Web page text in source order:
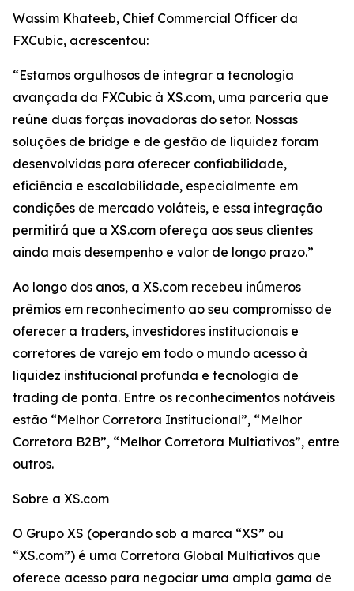
Wassim Khateeb, Chief Commercial Officer da
FXCubic, acrescentou:
“Estamos orgulhosos de integrar a tecnologia
avançada da FXCubic à XS.com, uma parceria que
reúne duas forças inovadoras do setor. Nossas
soluções de bridge e de gestão de liquidez foram
desenvolvidas para oferecer confiabilidade,
eficiência e escalabilidade, especialmente em
condições de mercado voláteis, e essa integração
permitirá que a XS.com ofereça aos seus clientes
ainda mais desempenho e valor de longo prazo.”
Ao longo dos anos, a XS.com recebeu inúmeros
prêmios em reconhecimento ao seu compromisso de
oferecer a traders, investidores institucionais e
corretores de varejo em todo o mundo acesso à
liquidez institucional profunda e tecnologia de
trading de ponta. Entre os reconhecimentos notáveis
estão “Melhor Corretora Institucional”, “Melhor
Corretora B2B”, “Melhor Corretora Multiativos”, entre
outros.
Sobre a XS.com
O Grupo XS (operando sob a marca “XS” ou
“XS.com”) é uma Corretora Global Multiativos que
oferece acesso para negociar uma ampla gama de